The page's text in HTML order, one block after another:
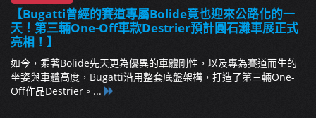
【Bugatti曾經的賽道專屬Bolide竟也迎來公路化的一
天！第三輛One-Off車款Destrier預計圓石灘車展正式
亮相！】
如今，乘著Bolide先天更為優異的車體剛性，以及專為賽道而生的
坐姿與車體高度，Bugatti沿用整套底盤架構，打造了第三輛One-
Off作品Destrier。...